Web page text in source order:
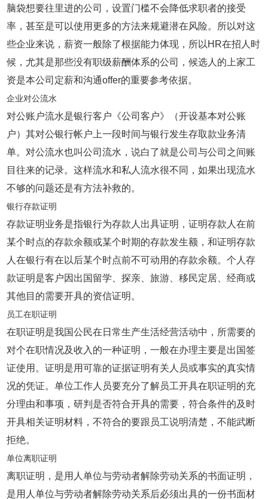
脑袋想要往里进的公司，设置门槛不会降低求职者的接受
率，甚至是可以使用更多的方法来规避潜在风险。所以对这
些企业来说，薪资一般除了根据能力体现，所以HR在招人时
候，尤其是那些没有职级薪酬体系的公司，候选人的上家工
资是本公司定薪和沟通offer的重要参考依据。
企业对公流水
对公账户流水是银行客户《公司客户》（开设基本对公账
户）其对公银行帐户上一段时间与银行发生存取款业务清
单。对公流水也叫公司流水，说白了就是公司与公司之间账
目往来的记录。这样流水和私人流水很不同，如果出现流水
不够的问题还是有方法补救的。
银行存款证明
存款证明业务是指银行为存款人出具证明，证明存款人在前
某个时点的存款余额或某个时期的存款发生额，和证明存款
人在银行有在以后某个时点前不可动用的存款余额。个人存
款证明是客户因出国留学、探亲、旅游、移民定居、经商或
其他目的需要开具的资信证明。
员工在职证明
在职证明是我国公民在日常生产生活经营活动中，所需要的
对个在职情况及收入的一种证明，一般在办理主要是出国签
证使用。证明是用可靠的证据证明有关人员或事实的真实情
况的凭证。单位工作人员要充分了解员工开具在职证明的充
分理由和事项，研判是否符合开具的需要，符合条件的及时
开具相关证明材料，不符合的要跟员工说明清楚，不能武断
拒绝。
单位离职证明
离职证明，是用人单位与劳动者解除劳动关系的书面证明，
是用人单位与劳动者解除劳动关系后必须出具的一份书面材